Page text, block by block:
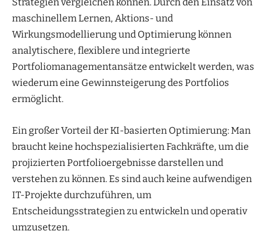
Strategien vergleichen können. Durch den Einsatz von
maschinellem Lernen, Aktions- und
Wirkungsmodellierung und Optimierung können
analytischere, flexiblere und integrierte
Portfoliomanagementansätze entwickelt werden, was
wiederum eine Gewinnsteigerung des Portfolios
ermöglicht.
Ein großer Vorteil der KI-basierten Optimierung: Man
braucht keine hochspezialisierten Fachkräfte, um die
projizierten Portfolioergebnisse darstellen und
verstehen zu können. Es sind auch keine aufwendigen
IT-Projekte durchzuführen, um
Entscheidungsstrategien zu entwickeln und operativ
umzusetzen.